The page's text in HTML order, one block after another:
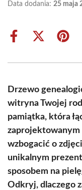
Data dodania: 25 maja
Share
Share
(Twitter)
Share
Drzewo
witryna Twojej
pamiątka, która
wzbogacić o
unikalnym
sposobem na
Odkryj, dlaczego